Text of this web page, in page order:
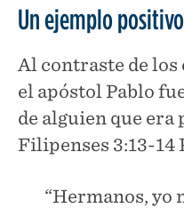
Un ejemplo positivo
Al contraste de los
el apóstol Pablo
de alguien que
Filipenses 3:13-14
“Hermanos, yo